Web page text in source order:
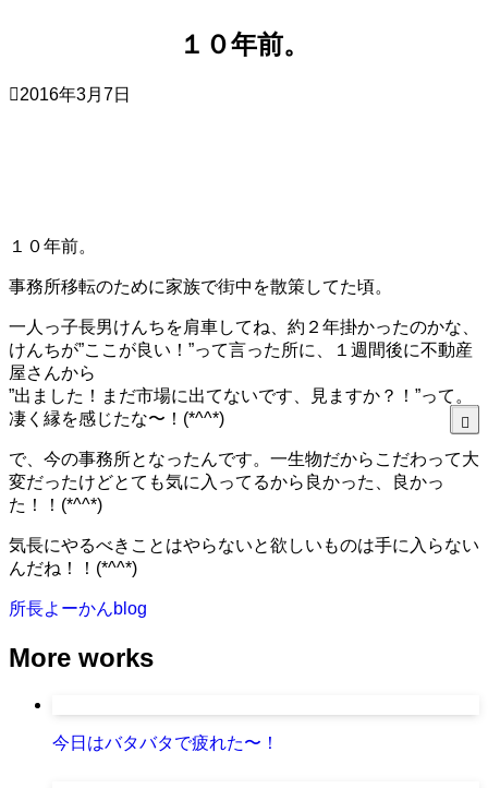
１０年前。
2016年3月7日
１０年前。
事務所移転のために家族で街中を散策してた頃。
一人っ子長男けんちを肩車してね、約２年掛かったのかな、
けんちが”ここが良い！”って言った所に、１週間後に不動産
屋さんから
”出ました！まだ市場に出てないです、見ますか？！”って。
凄く縁を感じたな〜！(*^^*)
で、今の事務所となったんです。一生物だからこだわって大
変だったけどとても気に入ってるから良かった、良かっ
た！！(*^^*)
気長にやるべきことはやらないと欲しいものは手に入らない
んだね！！(*^^*)
所長よーかんblog
More works
今日はバタバタで疲れた〜！